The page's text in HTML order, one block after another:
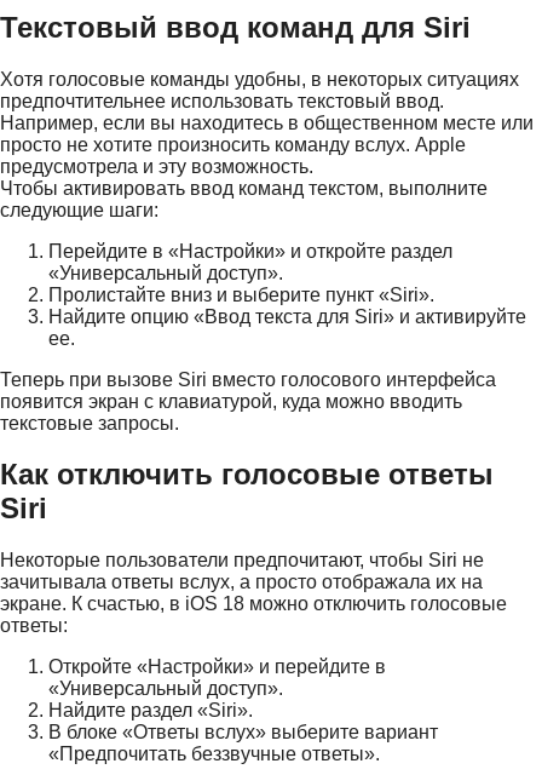
Текстовый ввод команд для Siri
Хотя голосовые команды удобны, в некоторых ситуациях
предпочтительнее использовать текстовый ввод.
Например, если вы находитесь в общественном месте или
просто не хотите произносить команду вслух. Apple
предусмотрела и эту возможность.
Чтобы активировать ввод команд текстом, выполните
следующие шаги:
Перейдите в «Настройки» и откройте раздел
«Универсальный доступ».
Пролистайте вниз и выберите пункт «Siri».
Найдите опцию «Ввод текста для Siri» и активируйте
ее.
Теперь при вызове Siri вместо голосового интерфейса
появится экран с клавиатурой, куда можно вводить
текстовые запросы.
Как отключить голосовые ответы
Siri
Некоторые пользователи предпочитают, чтобы Siri не
зачитывала ответы вслух, а просто отображала их на
экране. К счастью, в iOS 18 можно отключить голосовые
ответы:
Откройте «Настройки» и перейдите в
«Универсальный доступ».
Найдите раздел «Siri».
В блоке «Ответы вслух» выберите вариант
«Предпочитать беззвучные ответы».